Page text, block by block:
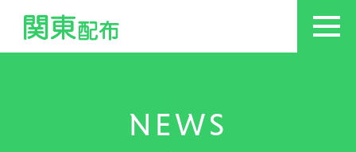
NEWS